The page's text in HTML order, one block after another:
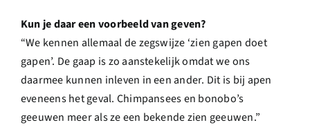
Kun je daar een voorbeeld van geven?
“We kennen allemaal de zegswijze ‘zien gapen doet
gapen’. De gaap is zo aanstekelijk omdat we ons
daarmee kunnen inleven in een ander. Dit is bij apen
eveneens het geval. Chimpansees en bonobo’s
geeuwen meer als ze een bekende zien geeuwen.”